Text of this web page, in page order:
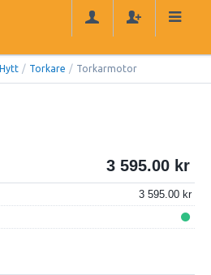
Hytt / Torkare / Torkarmotor
3 595.00
3 595.00